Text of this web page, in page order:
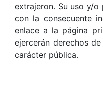
extrajeron. Su uso y/
con la consecuente
enlace a la página
ejercerán derechos
carácter pública.